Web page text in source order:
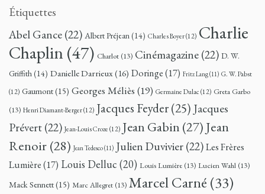
Étiquettes
Abel Gance(22) Albert Préjean(14) Charles Boyer(12) Charlie
Chaplin(47) Charlot (13) Cinémagazine(22) D. W.
Griffith(14) Danielle Darrieux(16) Doringe(17) Fritz Lang(11) G. W. Pabst
(12) Gaumont(15) Georges Méliès (19) Germaine Dulac (12) Greta Garbo
(13) Henri Diamant-Berger(12) Jacques Feyder(25) Jacques
Prévert(22) Jean-Louis Croze (12) Jean Gabin (27) Jean
Renoir (28) Jean Tedesco(11) Julien Duvivier(22)Les Frères
Lumière(17) Louis Delluc (20) Louis Lumière (13) Lucien Wahl (13)
Mack Sennett(15) Marc Allegret (13) Marcel Carné (33)